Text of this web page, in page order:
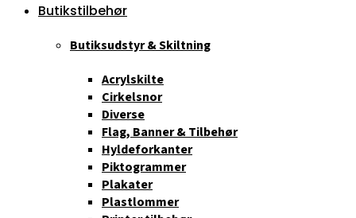
Butikstilbehør
Butiksudstyr & Skiltning
Acrylskilte
Cirkelsnor
Diverse
Flag, Banner & Tilbehør
Hyldeforkanter
Piktogrammer
Plakater
Plastlommer